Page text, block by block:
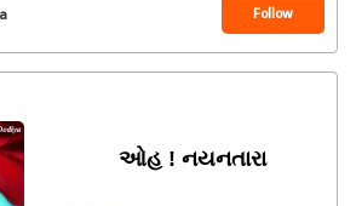
Follow
ઓહ ! નયનતારા